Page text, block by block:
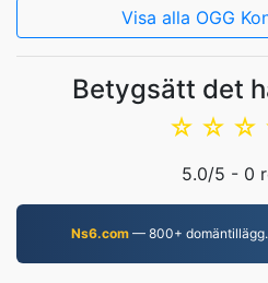
Visa alla OGG
Betygsätt det
☆
☆
☆
5.0/5 - 0
Ns6.com — 800+